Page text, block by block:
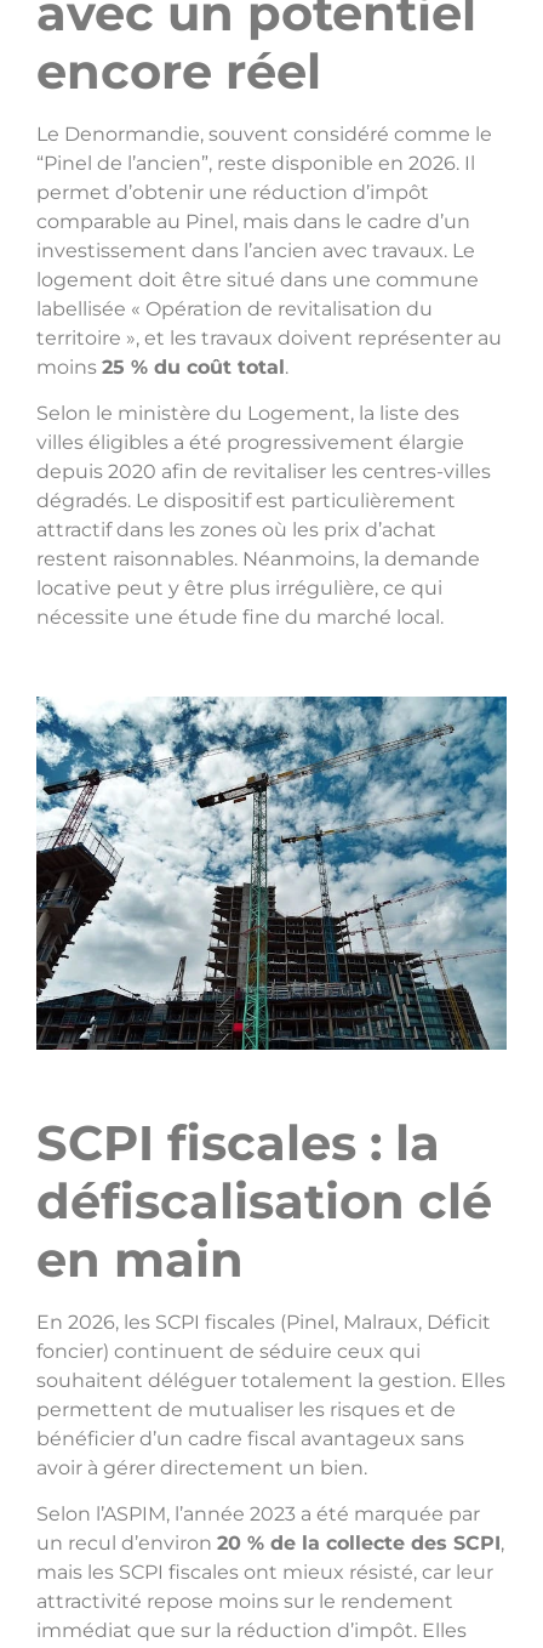
avec un potentiel
encore réel
Le Denormandie, souvent considéré comme le
“Pinel de l’ancien”, reste disponible en 2026. Il
permet d’obtenir une réduction d’impôt
comparable au Pinel, mais dans le cadre d’un
investissement dans l’ancien avec travaux. Le
logement doit être situé dans une commune
labellisée « Opération de revitalisation du
territoire », et les travaux doivent représenter au
moins 25 % du coût total.
Selon le ministère du Logement, la liste des
villes éligibles a été progressivement élargie
depuis 2020 afin de revitaliser les centres-villes
dégradés. Le dispositif est particulièrement
attractif dans les zones où les prix d’achat
restent raisonnables. Néanmoins, la demande
locative peut y être plus irrégulière, ce qui
nécessite une étude fine du marché local.
SCPI fiscales : la
défiscalisation clé
en main
En 2026, les SCPI fiscales (Pinel, Malraux, Déficit
foncier) continuent de séduire ceux qui
souhaitent déléguer totalement la gestion. Elles
permettent de mutualiser les risques et de
bénéficier d’un cadre fiscal avantageux sans
avoir à gérer directement un bien.
Selon l’ASPIM, l’année 2023 a été marquée par
un recul d’environ 20 % de la collecte des SCPI,
mais les SCPI fiscales ont mieux résisté, car leur
attractivité repose moins sur le rendement
immédiat que sur la réduction d’impôt. Elles